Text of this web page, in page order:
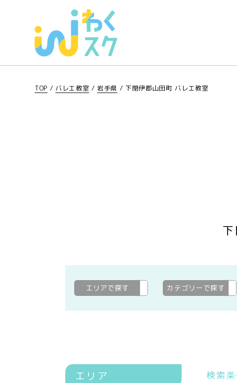
TOP / バレエ教室 / 岩手県 /下閉伊郡山田町 バレエ教室
エリアで探す 下閉伊郡山田町
カテゴリーで探す
エリア 検索